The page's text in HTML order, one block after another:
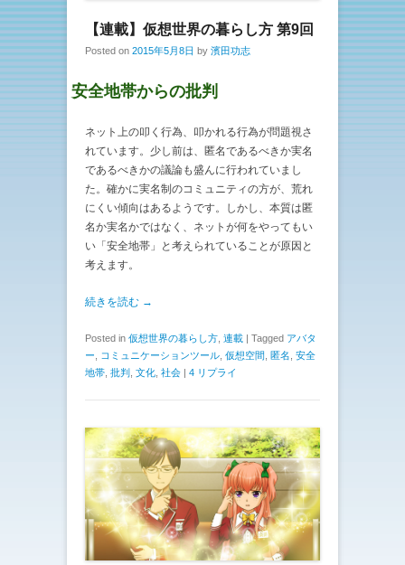
【連載】仮想世界の暮らし方 第9回
Posted on 2015年5月8日 by 濱田功志
安全地帯からの批判
ネット上の叩く行為、叩かれる行為が問題視さ
れています。少し前は、匿名であるべきか実名
であるべきかの議論も盛んに行われていまし
た。確かに実名制のコミュニティの方が、荒れ
にくい傾向はあるようです。しかし、本質は匿
名か実名かではなく、ネットが何をやってもい
い「安全地帯」と考えられていることが原因と
考えます。
続きを読む →
Posted in 仮想世界の暮らし方 連載 | Tagged アバタ
ー
コミュニケーションツール 仮想空間 匿名 安全
地帯 批判 文化 社会 | 4 リプライ